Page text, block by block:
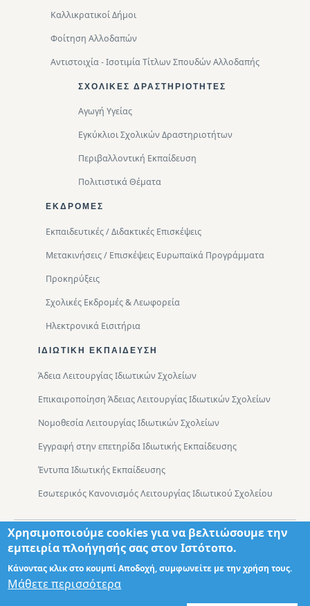
Καλλικρατικοί Δήμοι
Φοίτηση Αλλοδαπών
Αντιστοιχία - Ισοτιμία Τίτλων Σπουδών Αλλοδαπής
ΣΧΟΛΙΚΈΣ ΔΡΑΣΤΗΡΙΌΤΗΤΕΣ
Αγωγή Υγείας
Εγκύκλιοι Σχολικών Δραστηριοτήτων
Περιβαλλοντική Eκπαίδευση
Πολιτιστικά Θέματα
ΕΚΔΡΟΜΈΣ
Εκπαιδευτικές / Διδακτικές Επισκέψεις
Μετακινήσεις / Επισκέψεις Ευρωπαϊκά Προγράμματα
Προκηρύξεις
Σχολικές Εκδρομές & Λεωφορεία
Ηλεκτρονικά Εισιτήρια
ΙΔΙΩΤΙΚΉ ΕΚΠΑΊΔΕΥΣΗ
Άδεια Λειτουργίας Ιδιωτικών Σχολείων
Επικαιροποίηση Άδειας Λειτουργίας Ιδιωτικών Σχολείων
Νομοθεσία Λειτουργίας Ιδιωτικών Σχολείων
Εγγραφή στην επετηρίδα Ιδιωτικής Εκπαίδευσης
Έντυπα Ιδιωτικής Εκπαίδευσης
Εσωτερικός Κανονισμός Λειτουργίας Ιδιωτικού Σχολείου
Footer
Τμήματα Χάρτης Πρόσβασης
Σχεδιασμός: Θωμάς Διονύσης ΤΕ ΠΛΗΡ
Χρησιμοποιούμε cookies για να βελτιώσουμε την
εμπειρία πλοήγησής σας στον Ιστότοπο.
Κάνοντας κλικ στο κουμπί Αποδοχή, συμφωνείτε με την χρήση τους.
Μάθετε περισσότερα